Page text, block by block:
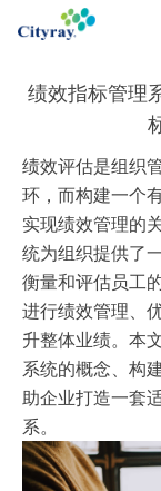
绩效指标管理
绩效评估是组织
环，而构建一个
实现绩效管理的
统为组织提供了
衡量和评估员工
进行绩效管理、
升整体业绩。本
系统的概念、构
助企业打造一套
系。